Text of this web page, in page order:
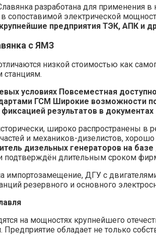
разработана для применения
сопоставимой электрической
предприятия ТЭК, АПК и
с ЯМЗ
низкой стоимостью как
станциям.
условиях Повсеместная
ГСМ Широкие возможности
результатов в документах
широко распространены в
и механиков-дизелистов,
дизельных генераторов на
длительным сроком
импортозамещение, ДГУ с
резервного и основного
на мощностях крупнейшего
Предприятие обладает не только